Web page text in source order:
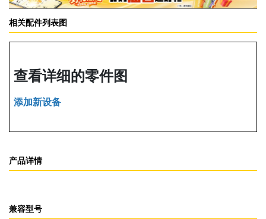
相关配件列表图
查看详细的零件图
添加新设备
产品详情
兼容型号